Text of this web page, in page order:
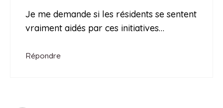
Je me demande si les résidents se sentent
vraiment aidés par ces initiatives…
Répondre